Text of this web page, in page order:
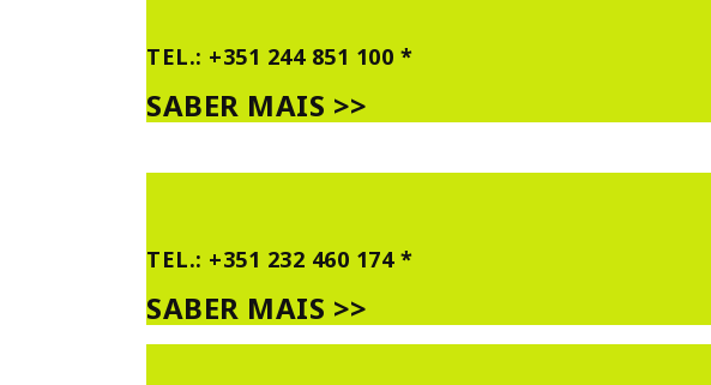
TEL.: +351 244 851 100 *
SABER MAIS >>
TEL.: +351 232 460 174 *
SABER MAIS >>